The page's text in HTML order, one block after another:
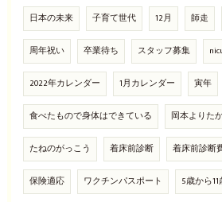
日本の未来 子育て世代 12月 師走
周年祝い 卒業待ち スタッフ募集
2022年カレンダー 1月カレンダー 寅年
食べたもので身体はできている 岡本よりた
たねのがっこう 着床前診断 着床前診断
保険適応 ワクチンパスポート 5歳から